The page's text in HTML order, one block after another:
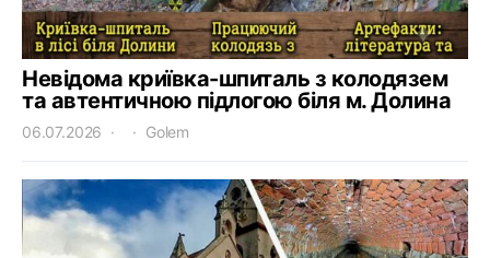
Невідома криївка-шпиталь з колодязем
та автентичною підлогою біля м. Долина
06.07.2026 Golem